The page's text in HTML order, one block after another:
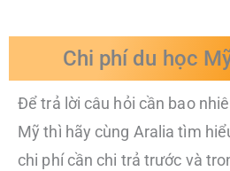
Chi phí du học
Để trả lời câu hỏi cần bao
Mỹ thì hãy cùng Aralia tìm
chi phí cần chi trả trước và